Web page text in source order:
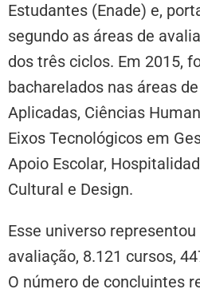
Estudantes (Enade) e,
segundo as áreas de
dos três ciclos. Em 2015,
bacharelados nas áreas
Aplicadas, Ciências
Eixos Tecnológicos em
Apoio Escolar,
Cultural e Design.
Esse universo
avaliação, 8.121 cursos,
O número de concluintes